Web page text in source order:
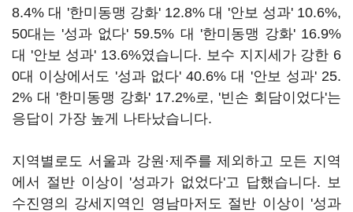
8.4% 대 '한미동맹 강화' 12.8% 대 '안보 성과' 10.6%,
50대는 '성과 없다' 59.5% 대 '한미동맹 강화' 16.9%
대 '안보 성과' 13.6%였습니다. 보수 지지세가 강한 6
0대 이상에서도 '성과 없다' 40.6% 대 '안보 성과' 25.
2% 대 '한미동맹 강화' 17.2%로, '빈손 회담이었다'는
응답이 가장 높게 나타났습니다.
지역별로도 서울과 강원·제주를 제외하고 모든 지역
에서 절반 이상이 '성과가 없었다'고 답했습니다. 보
수진영의 강세지역인 영남마저도 절반 이상이 '성과